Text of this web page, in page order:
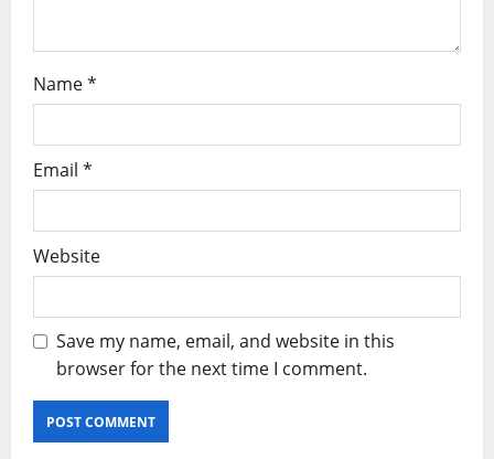
Name*
Email *
Website
Save my name, email, and website in this
browser for the next time I comment.